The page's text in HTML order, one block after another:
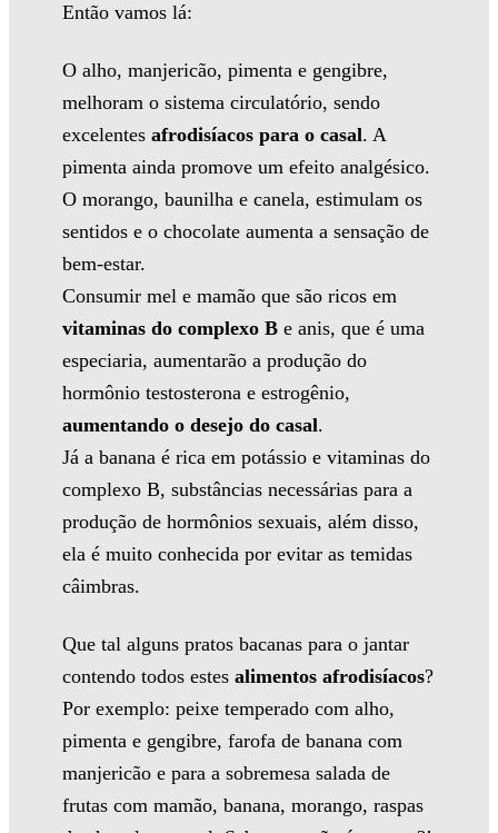
Então vamos lá:
O alho, manjericão, pimenta e gengibre,
melhoram o sistema circulatório, sendo
excelentes afrodisíacos para o casal. A
pimenta ainda promove um efeito analgésico.
O morango, baunilha e canela, estimulam os
sentidos e o chocolate aumenta a sensação de
bem-estar.
Consumir mel e mamão que são ricos em
vitaminas do complexo B e anis, que é uma
especiaria, aumentarão a produção do
hormônio testosterona e estrogênio,
aumentando o desejo do casal.
Já a banana é rica em potássio e vitaminas do
complexo B, substâncias necessárias para a
produção de hormônios sexuais, além disso,
ela é muito conhecida por evitar as temidas
câimbras.
Que tal alguns pratos bacanas para o jantar
contendo todos estes alimentos afrodisíacos?
Por exemplo: peixe temperado com alho,
pimenta e gengibre, farofa de banana com
manjericão e para a sobremesa salada de
frutas com mamão, banana, morango, raspas